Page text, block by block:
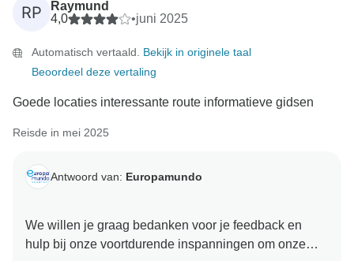
RP
Raymund
4,0
•juni 2025
Automatisch vertaald. Bekijk in originele taal
Beoordeel deze vertaling
Goede locaties interessante route informatieve gidsen
Reisde in mei 2025
Antwoord van: Europamundo
We willen je graag bedanken voor je feedback en
hulp bij onze voortdurende inspanningen om onze